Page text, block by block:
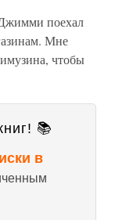
поехал
Мне
чтобы
📚
в